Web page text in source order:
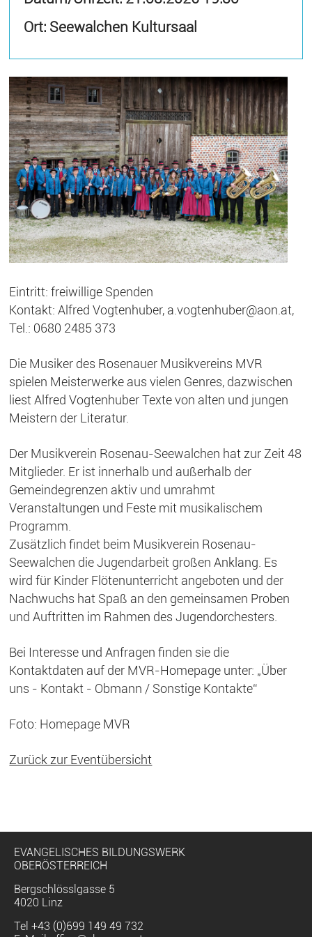
Ort: Seewalchen Kultursaal
Eintritt: freiwillige Spenden
Kontakt: Alfred Vogtenhuber, a.vogtenhuber@aon.at,
Tel.: 0680 2485 373
Die Musiker des Rosenauer Musikvereins MVR
spielen Meisterwerke aus vielen Genres, dazwischen
liest Alfred Vogtenhuber Texte von alten und jungen
Meistern der Literatur.
Der Musikverein Rosenau-Seewalchen hat zur Zeit 48
Mitglieder. Er ist innerhalb und außerhalb der
Gemeindegrenzen aktiv und umrahmt
Veranstaltungen und Feste mit musikalischem
Programm.
Zusätzlich findet beim Musikverein Rosenau-
Seewalchen die Jugendarbeit großen Anklang. Es
wird für Kinder Flötenunterricht angeboten und der
Nachwuchs hat Spaß an den gemeinsamen Proben
und Auftritten im Rahmen des Jugendorchesters.
Bei Interesse und Anfragen finden sie die
Kontaktdaten auf der MVR-Homepage unter: „Über
uns - Kontakt - Obmann / Sonstige Kontakte“
Foto: Homepage MVR
Zurück zur Eventübersicht
EVANGELISCHES BILDUNGSWERK
OBERÖSTERREICH
Bergschlösslgasse 5
4020 Linz
Tel +43 (0)699 149 49 732